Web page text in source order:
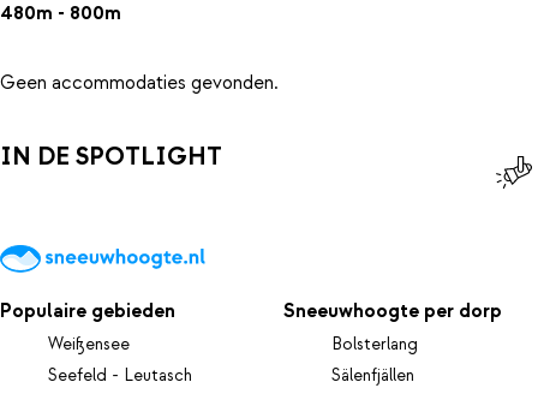
480m - 800m
Geen accommodaties gevonden.
IN DE SPOTLIGHT
Populaire gebieden
Weißensee
Seefeld - Leutasch
Sneeuwhoogte per dorp
Bolsterlang
Sälenfjällen